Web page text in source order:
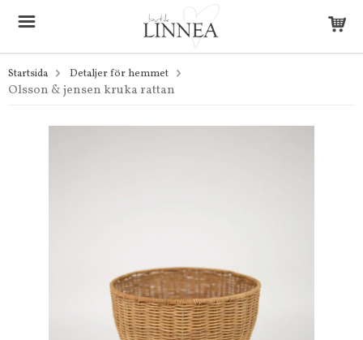
Startsida Detaljer för hemmet
Olsson & jensen kruka rattan